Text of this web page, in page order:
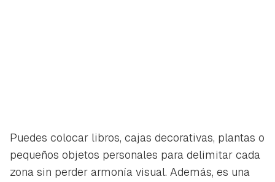
Puedes colocar libros, cajas decorativas, plantas o
pequeños objetos personales para delimitar cada
zona sin perder armonía visual. Además, es una